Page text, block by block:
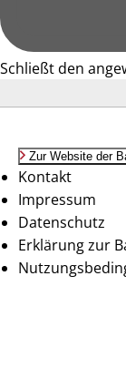
Schließt den
Zur Website der
Kontakt
Impressum
Datenschutz
Erklärung zur